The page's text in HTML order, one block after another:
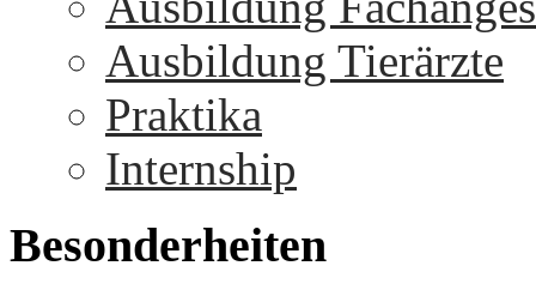
Ausbildung Tierärzte
Praktika
Internship
Besonderheiten